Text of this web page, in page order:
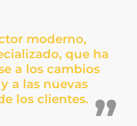
moderno,
que ha
a los cambios
a las nuevas
los clientes.